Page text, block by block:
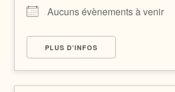
Aucuns évènements à venir
PLUS D’INFOS